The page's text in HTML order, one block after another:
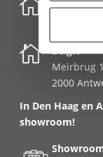

Nederland

België
Meirbrug 1
2000
In Den Haag en
showroom!